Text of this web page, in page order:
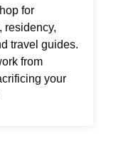
for
residency,
travel guides.
from
your